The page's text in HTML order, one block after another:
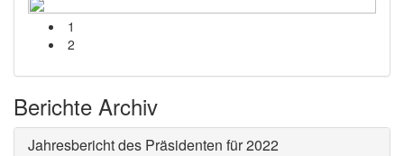
1
2
Berichte Archiv
Jahresbericht des Präsidenten für 2022